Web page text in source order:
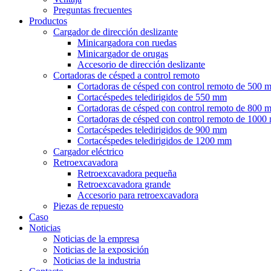
Preguntas frecuentes
Productos
Cargador de dirección deslizante
Minicargadora con ruedas
Minicargador de orugas
Accesorio de dirección deslizante
Cortadoras de césped a control remoto
Cortadoras de césped con control remoto de 500
Cortacéspedes teledirigidos de 550 mm
Cortadoras de césped con control remoto de 800
Cortadoras de césped con control remoto de 1000
Cortacéspedes teledirigidos de 900 mm
Cortacéspedes teledirigidos de 1200 mm
Cargador eléctrico
Retroexcavadora
Retroexcavadora pequeña
Retroexcavadora grande
Accesorio para retroexcavadora
Piezas de repuesto
Caso
Noticias
Noticias de la empresa
Noticias de la exposición
Noticias de la industria